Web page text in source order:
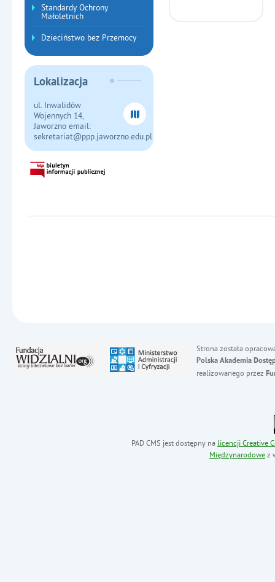
Standardy Ochrony
Małoletnich
Dzieciństwo bez Przemocy
Lokalizacja
ul. Inwalidów
Wojennych 14,
Jaworzno email:
sekretariat@ppp.jaworzno.edu.pl
Strona została
Polska Akademia
realizowanego przez
PAD CMS jest dostępny na licencji Creative
Międzynarodowe z